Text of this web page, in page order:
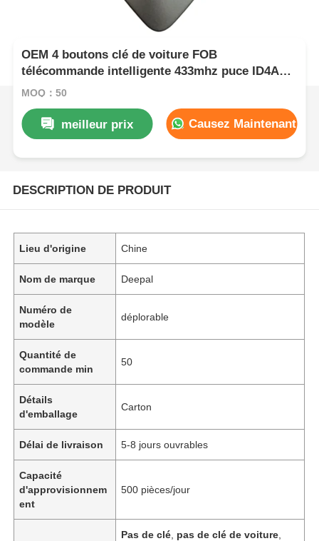
OEM 4 boutons clé de voiture FOB
télécommande intelligente 433mhz puce ID4A
sans clé aller pour Deepal S05 S07 S09 G318
MOQ：50
meilleur prix Causez Maintenant
DESCRIPTION DE PRODUIT
Lieu d'origine Chine
Nom de marque Deepal
Numéro de
modèle
déplorable
Quantité de
commande min
50
Détails
d'emballage
Carton
Délai de livraison 5-8 jours ouvrables
Capacité
d'approvisionnem
ent
500 pièces/jour
Pas de clé pas de clé de voiture